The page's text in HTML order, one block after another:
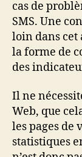
cas de
SMS. Une
loin dans cet
la forme de
des
Il ne
Web, que
les pages de
statistiques